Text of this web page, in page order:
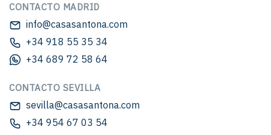
CONTACTO MADRID
info@casasantona.com
+34 918 55 35 34
+34 689 72 58 64
CONTACTO SEVILLA
sevilla@casasantona.com
+34 954 67 03 54